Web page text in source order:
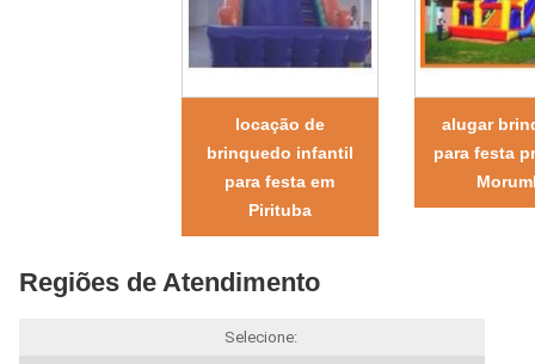
locação de
brinquedo infantil
para festa em
Pirituba
alugar
para festa
Regiões de Atendimento
Selecione: